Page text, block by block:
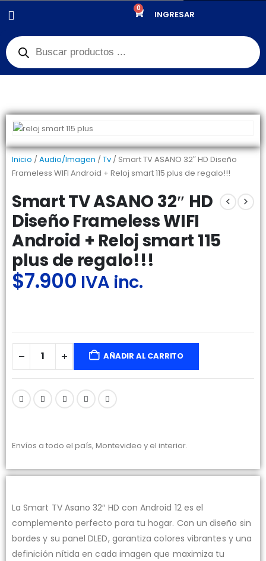
0
INGRESAR
TV,
DIA DEL PADRE
SMART 115 PLUS DE REGALO!!!
Inicio /Audio/Imagen /Tv / Smart TV ASANO 32″ HD Diseño
Frameless WIFI Android + Reloj smart 115 plus de regalo!!!
Smart TV ASANO 32″ HD
Diseño Frameless WIFI
Android + Reloj smart 115
plus de regalo!!!
$7.900 IVA inc.
AÑADIR AL CARRITO
Envíos a todo el país, Montevideo y el interior.
La Smart TV Asano 32″ HD con Android 12 es el
complemento perfecto para tu hogar. Con un diseño sin
bordes y su panel DLED, garantiza colores vibrantes y una
definición nítida en cada imagen que maximiza tu